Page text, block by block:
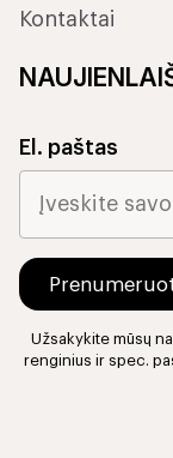
Kontaktai
El. paštas
Užsakykite mūsų
renginius ir spec.